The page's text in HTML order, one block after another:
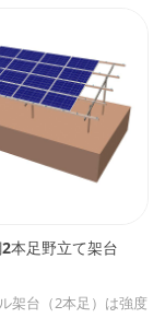
本足野立て架台
架台（2本足）は強度